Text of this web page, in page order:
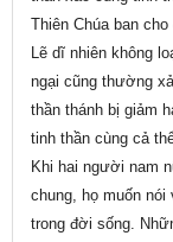
Thiên Chúa ban
Lẽ dĩ nhiên không
ngại cũng thường
thần thánh bị giảm
tinh thần cùng cả
Khi hai người nam
chung, họ muốn
trong đời sống.